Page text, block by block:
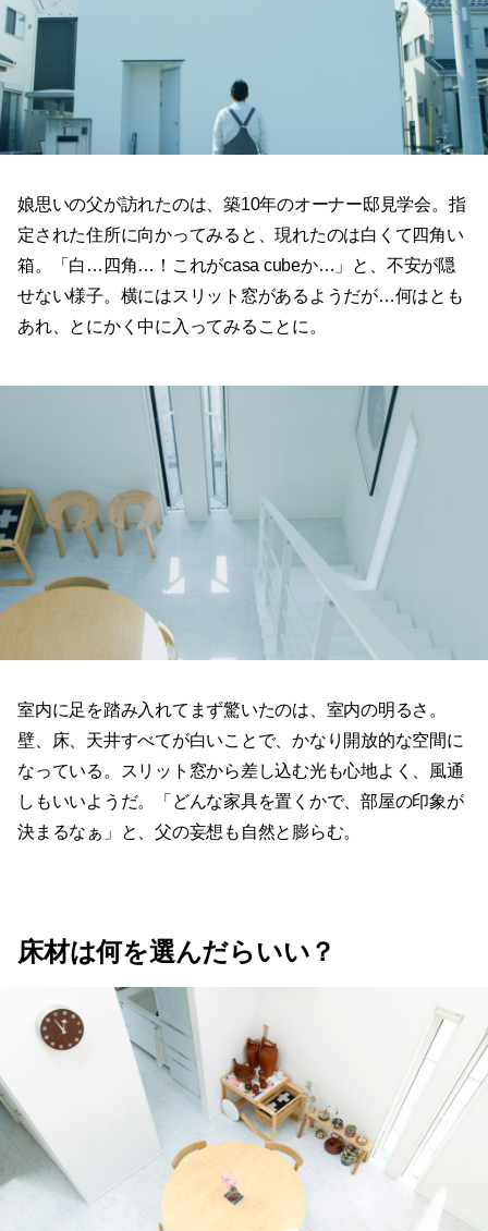
娘思いの父が訪れたのは、築10年のオーナー邸見学会。指
定された住所に向かってみると、現れたのは白くて四角い
箱。「白…四角…！これがcasa cubeか…」と、不安が隠
せない様子。横にはスリット窓があるようだが…何はとも
あれ、とにかく中に入ってみることに。
室内に足を踏み入れてまず驚いたのは、室内の明るさ。
壁、床、天井すべてが白いことで、かなり開放的な空間に
なっている。スリット窓から差し込む光も心地よく、風通
しもいいようだ。「どんな家具を置くかで、部屋の印象が
決まるなぁ」と、父の妄想も自然と膨らむ。
床材は何を選んだらいい？